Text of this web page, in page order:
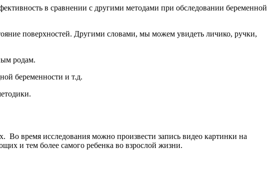
в сравнении с другими методами при обследовании беременной
поверхностей. Другими словами, мы можем увидеть личико, ручки,
родам.
беременности и т.д.
Во время исследования можно произвести запись видео картинки на
и тем более самого ребенка во взрослой жизни.